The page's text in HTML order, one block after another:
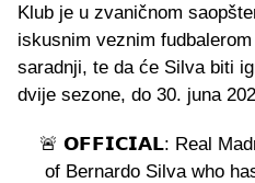
Klub je u zvaničnom
iskusnim veznim
saradnji, te da će Silva biti
dvije sezone, do 30. juna
🚨 𝗢𝗙𝗙𝗜𝗖𝗜𝗔𝗟: Real
of Bernardo Silva who